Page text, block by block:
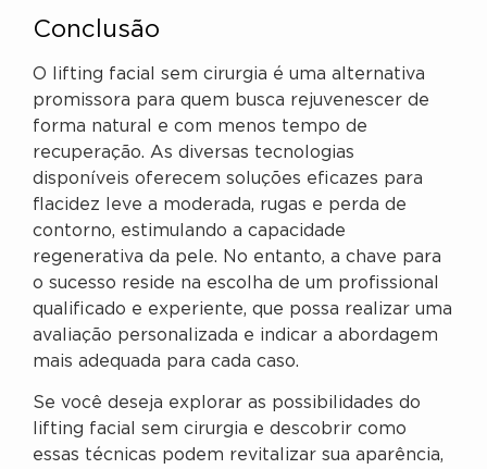
Conclusão
O lifting facial sem cirurgia é uma alternativa
promissora para quem busca rejuvenescer de
forma natural e com menos tempo de
recuperação. As diversas tecnologias
disponíveis oferecem soluções eficazes para
flacidez leve a moderada, rugas e perda de
contorno, estimulando a capacidade
regenerativa da pele. No entanto, a chave para
o sucesso reside na escolha de um profissional
qualificado e experiente, que possa realizar uma
avaliação personalizada e indicar a abordagem
mais adequada para cada caso.
Se você deseja explorar as possibilidades do
lifting facial sem cirurgia e descobrir como
essas técnicas podem revitalizar sua aparência,